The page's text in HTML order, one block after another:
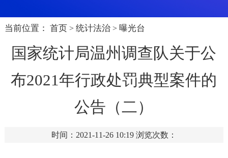
当前位置： 首页 > 统计法治 > 曝光台
国家统计局温州调查队关于公
布2021年行政处罚典型案件的
公告（二）
时间：2021-11-26 10:19 浏览次数：